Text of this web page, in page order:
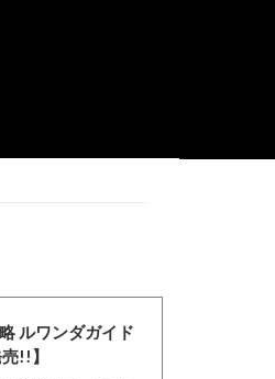
略 ルワンダガイド
!!】